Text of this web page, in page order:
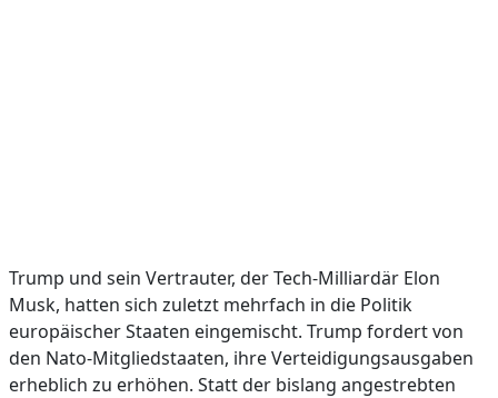
Trump und sein Vertrauter, der Tech-Milliardär Elon
Musk, hatten sich zuletzt mehrfach in die Politik
europäischer Staaten eingemischt. Trump fordert von
den Nato-Mitgliedstaaten, ihre Verteidigungsausgaben
erheblich zu erhöhen. Statt der bislang angestrebten